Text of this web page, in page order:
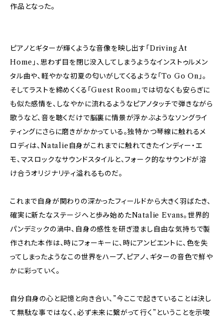
作品となった。
ピアノとギターが輝くような音像を映し出す「Driving At
Home」、思わず目を閉じ没入してしまうようなインストゥルメン
タル曲や、軽やかな初夏の匂いがしてくるような「To Go On」。
そしてラストを締めくくる「Guest Room」では切なくも安らぎに
も似た感情を、しなやかに流れるようなピアノタッチで弾きながら
歌うなど、音を聴くだけで脳裏に情景が浮かぶようなソングライ
ティングにさらに磨きがかかっている。独特かつ琴線に触れるメ
ロディは、Natalie自身がこれまでに触れてきたインディー・エ
モ、マスロックなサウンドスタイルと、フォーク的なサウンドが溶
け合うオリジナリティ溢れるものだ。
これまで自身が関わりの深かったフィールドから大きく羽ばたき、
確実に新たなステージへと歩み始めたNatalie Evans。世界的
パンデミックの渦中、自身の感性を研ぎ澄まし自由な気持ちで製
作された本作は、時にフォーキーに、時にアンビエントに、色を失
ってしまったようなこの世界をハープ、ピアノ、ギターの音色で鮮や
かに彩っていく。
自分自身の心と記憶と向き合い、”今ここで起きていることは決し
て無駄な事ではなく、必ず未来に繋がって行く”ということを示唆